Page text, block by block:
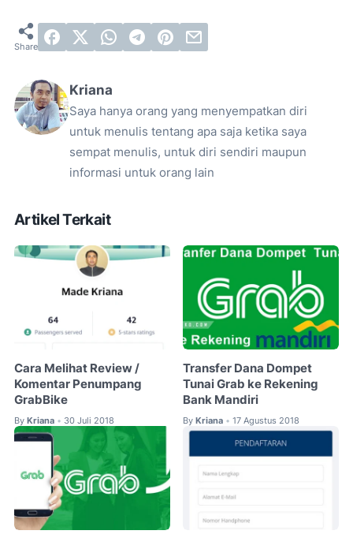
Kriana
Saya hanya orang yang menyempatkan diri
untuk menulis tentang apa saja ketika saya
sempat menulis, untuk diri sendiri maupun
informasi untuk orang lain
Artikel Terkait
Cara Melihat Review /
Komentar Penumpang
GrabBike
By Kriana • 30 Juli 2018
Transfer Dana Dompet
Tunai Grab ke Rekening
Bank Mandiri
By Kriana • 17 Agustus 2018